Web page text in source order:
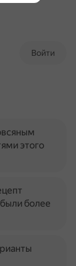
Войти
этого
более